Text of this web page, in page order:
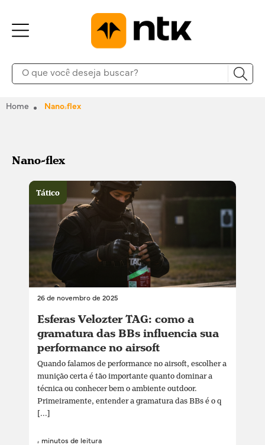
Home Nano-flex
Nano-flex
26 de novembro de 2025
Esferas Velozter TAG: como a
gramatura das BBs influencia sua
performance no airsoft
Quando falamos de performance no airsoft, escolher a
munição certa é tão importante quanto dominar a
técnica ou conhecer bem o ambiente outdoor.
Primeiramente, entender a gramatura das BBs é o q
[...]
4 minutos de leitura
Tático